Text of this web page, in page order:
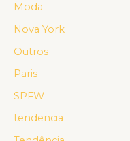
Moda
Nova York
Outros
Paris
SPFW
tendencia